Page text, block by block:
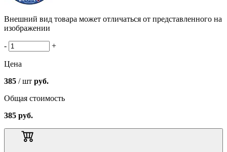
Внешний вид товара может отличаться от представленного на
изображении
- +
Цена
385 / шт руб.
Общая стоимость
385 руб.